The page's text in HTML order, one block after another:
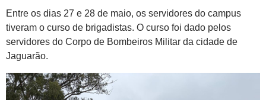
Entre os dias 27 e 28 de maio, os servidores do campus
tiveram o curso de brigadistas. O curso foi dado pelos
servidores do Corpo de Bombeiros Militar da cidade de
Jaguarão.